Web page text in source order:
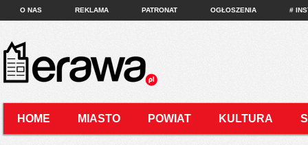
O NAS REKLAMA PATRONAT OGŁOSZENIA #
HOME MIASTO POWIAT KULTURA